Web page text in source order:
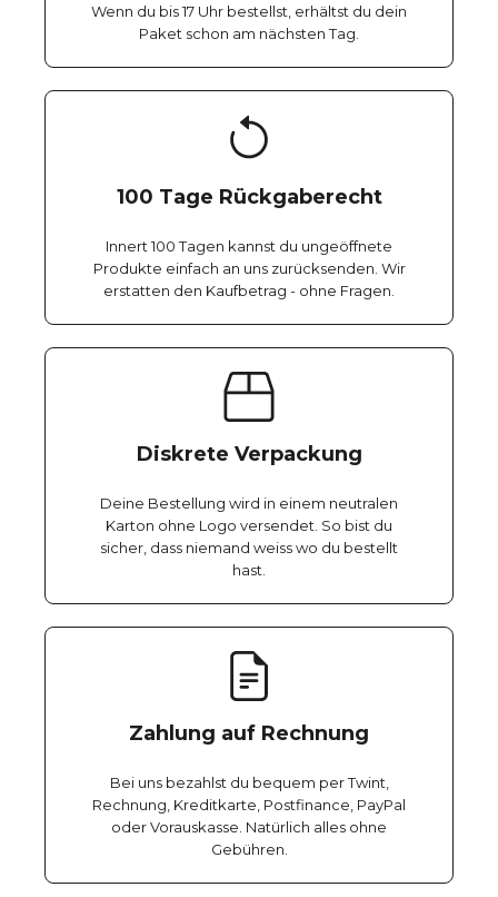
Wenn du bis 17 Uhr bestellst, erhältst du dein
Paket schon am nächsten Tag.
100 Tage Rückgaberecht
Innert 100 Tagen kannst du ungeöffnete
Produkte einfach an uns zurücksenden. Wir
erstatten den Kaufbetrag - ohne Fragen.
Diskrete Verpackung
Deine Bestellung wird in einem neutralen
Karton ohne Logo versendet. So bist du
sicher, dass niemand weiss wo du bestellt
hast.
Zahlung auf Rechnung
Bei uns bezahlst du bequem per Twint,
Rechnung, Kreditkarte, Postfinance, PayPal
oder Vorauskasse. Natürlich alles ohne
Gebühren.